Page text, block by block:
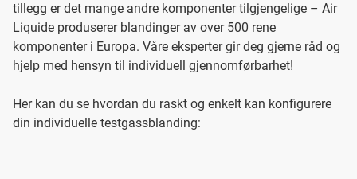
tillegg er det mange andre komponenter tilgjengelige – Air
Liquide produserer blandinger av over 500 rene
komponenter i Europa. Våre eksperter gir deg gjerne råd og
hjelp med hensyn til individuell gjennomførbarhet!
Her kan du se hvordan du raskt og enkelt kan konfigurere
din individuelle testgassblanding: